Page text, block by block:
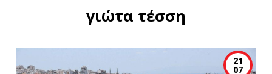
γιώτα τέσση
21
07